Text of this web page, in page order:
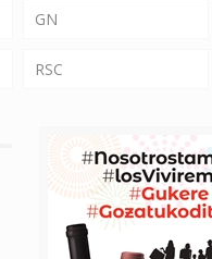
GN
RSC